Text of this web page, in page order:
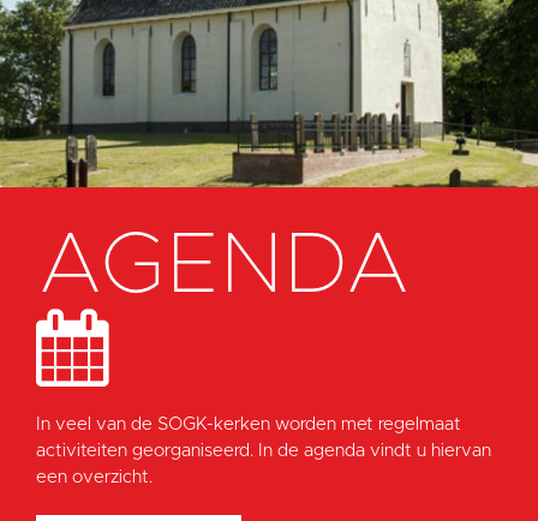
AGENDA
In veel van de SOGK-kerken worden met regelmaat
activiteiten georganiseerd. In de agenda vindt u hiervan
een overzicht.